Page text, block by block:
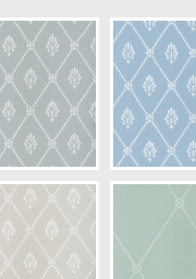
Artikelnummer: 100/13063
NCS Bottenkulör: S1510-Y10R
Färg: Grön, Vitaktig
Mönster: Rutig, Trellis
Struktur: Slät, Limtryck
Cirkapris: 1947,00 kr
(Kontakta din färghandlare för
exakt pris.)